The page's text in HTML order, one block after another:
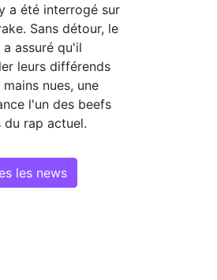
a été interrogé sur
Sans détour, le
assuré qu'il
leurs différends
nues, une
l'un des beefs
du rap actuel.
les news